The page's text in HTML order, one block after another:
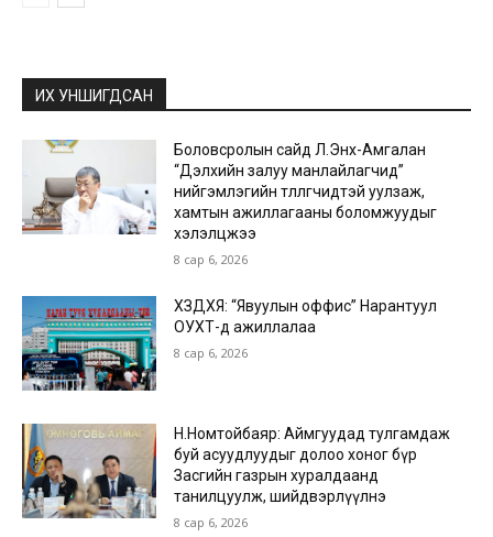
ИХ УНШИГДСАН
Боловсролын сайд Л.Энх-Амгалан
“Дэлхийн залуу манлайлагчид”
нийгэмлэгийн төлөөлөгчидтэй уулзаж,
хамтын ажиллагааны боломжуудыг
хэлэлцжээ
8 сар 6, 2026
ХЗДХЯ: “Явуулын оффис” Нарантуул
ОУХТ-д ажиллалаа
8 сар 6, 2026
Н.Номтойбаяр: Аймгуудад тулгамдаж
буй асуудлуудыг долоо хоног бүр
Засгийн газрын хуралдаанд
танилцуулж, шийдвэрлүүлнэ
8 сар 6, 2026